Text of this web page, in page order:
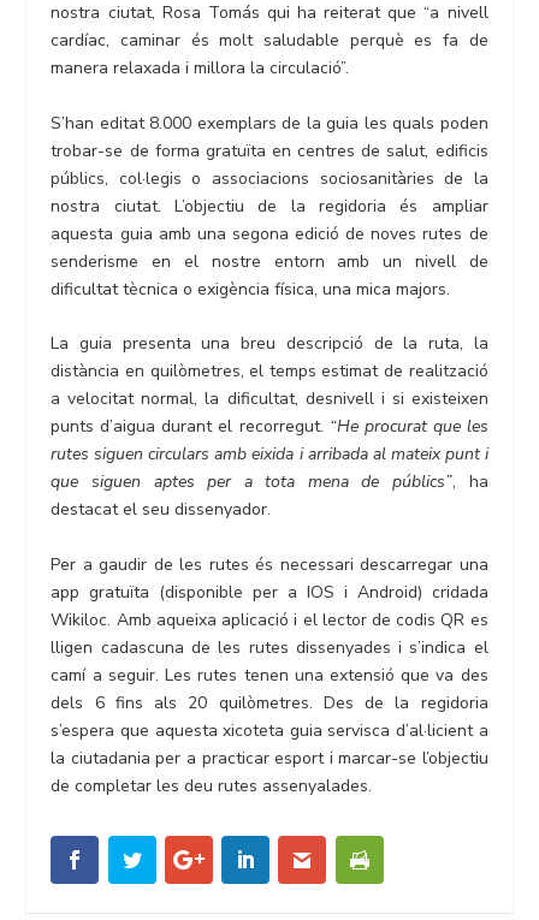
nostra ciutat, Rosa Tomás qui ha reiterat que “a nivell
cardíac, caminar és molt saludable perquè es fa de
manera relaxada i millora la circulació”.
S’han editat 8.000 exemplars de la guia les quals poden
trobar-se de forma gratuïta en centres de salut, edificis
públics, col·legis o associacions sociosanitàries de la
nostra ciutat. L’objectiu de la regidoria és ampliar
aquesta guia amb una segona edició de noves rutes de
senderisme en el nostre entorn amb un nivell de
dificultat tècnica o exigència física, una mica majors.
La guia presenta una breu descripció de la ruta, la
distància en quilòmetres, el temps estimat de realització
a velocitat normal, la dificultat, desnivell i si existeixen
punts d’aigua durant el recorregut. “He procurat que les
rutes siguen circulars amb eixida i arribada al mateix punt i
que siguen aptes per a tota mena de públics”, ha
destacat el seu dissenyador.
Per a gaudir de les rutes és necessari descarregar una
app gratuïta (disponible per a IOS i Android) cridada
Wikiloc. Amb aqueixa aplicació i el lector de codis QR es
lligen cadascuna de les rutes dissenyades i s’indica el
camí a seguir. Les rutes tenen una extensió que va des
dels 6 fins als 20 quilòmetres. Des de la regidoria
s’espera que aquesta xicoteta guia servisca d’al·licient a
la ciutadania per a practicar esport i marcar-se l’objectiu
de completar les deu rutes assenyalades.